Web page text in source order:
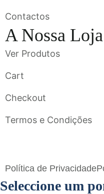
Contactos
A Nossa Loja
Ver Produtos
Cart
Checkout
Termos e Condições
Política de Privacidade
Seleccione um